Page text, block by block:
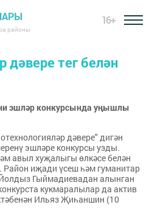
районы
16+
дәвере тег белән
эшләр конкурсында уңышлы
дәвере" дигән
эшләре конкурсы узды.
авыл хуҗалыгы өлкәсе белән
Район иҗади үсеш һәм гуманитар
Гыймадиевадан алынган
кукмаралылар да актив
Ильяз Җиһаншин (10